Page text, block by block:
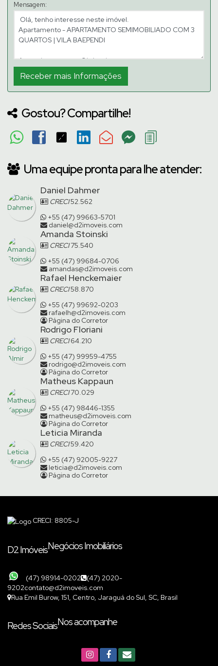
Mensagem:
Gostou? Compartilhe!
Uma equipe pronta para lhe atender:
Daniel Dahmer
CRECI52.562
+55 (47) 99663-5701
daniel@d2imoveis.com
Amanda Stoinski
CRECI75.540
+55 (47) 99684-0706
amandas@d2imoveis.com
Rafael Henckemaier
CRECI58.870
+55 (47) 99692-0203
rafaelh@d2imoveis.com
Página do Corretor
Rodrigo Floriani
CRECI64.210
+55 (47) 99959-4755
rodrigo@d2imoveis.com
Página do Corretor
Matheus Kappaun
CRECI70.029
+55 (47) 98446-1355
matheus@d2imoveis.com
Página do Corretor
Leticia Miranda
CRECI59.420
+55 (47) 92005-9227
leticia@d2imoveis.com
Página do Corretor
CRECI: 8805-J
D2 ImóveisNegócios Imobiliários
(47) 98914-0202
(47) 2020-
9202contato@d2imoveis.com
Rua Emil Burow, 151 Centro Jaraguá do Sul SC Brasil
Redes SociaisNos acompanhe